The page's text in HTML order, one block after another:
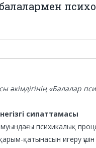
балалармен
әкімдігінің «Балалар
сипаттамасы
психикалық
қатынасын игеру